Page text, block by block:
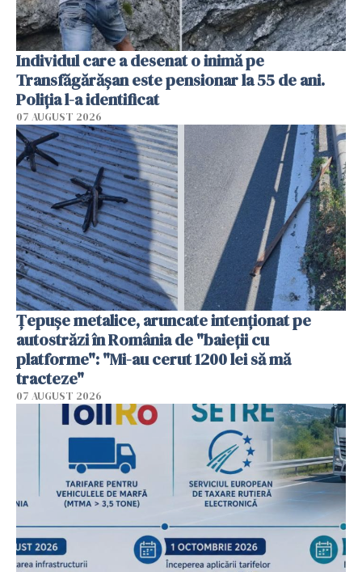
Individul care a desenat o inimă pe
Transfăgărășan este pensionar la 55 de ani.
Poliția l-a identificat
07 AUGUST 2026
Țepușe metalice, aruncate intenționat pe
autostrăzi în România de "baieții cu
platforme": "Mi-au cerut 1200 lei să mă
tracteze"
07 AUGUST 2026